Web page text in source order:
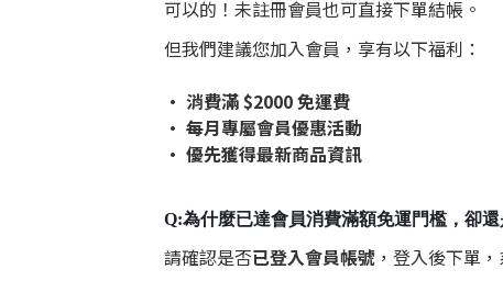
可以的！未註冊會員也可直接下單結帳。
但我們建議您加入會員，享有以下福利：
• 消費滿 $2000 免運費
• 每月專屬會員優惠活動
• 優先獲得最新商品資訊
Q:為什麼已達會員消費滿額免運門檻，卻還
請確認是否已登入會員帳號 ，登入後下單